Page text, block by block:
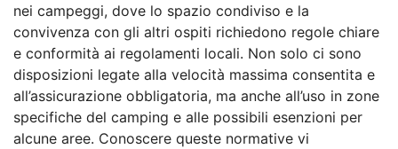
nei campeggi, dove lo spazio condiviso e la
convivenza con gli altri ospiti richiedono regole chiare
e conformità ai regolamenti locali. Non solo ci sono
disposizioni legate alla velocità massima consentita e
all’assicurazione obbligatoria, ma anche all’uso in zone
specifiche del camping e alle possibili esenzioni per
alcune aree. Conoscere queste normative vi